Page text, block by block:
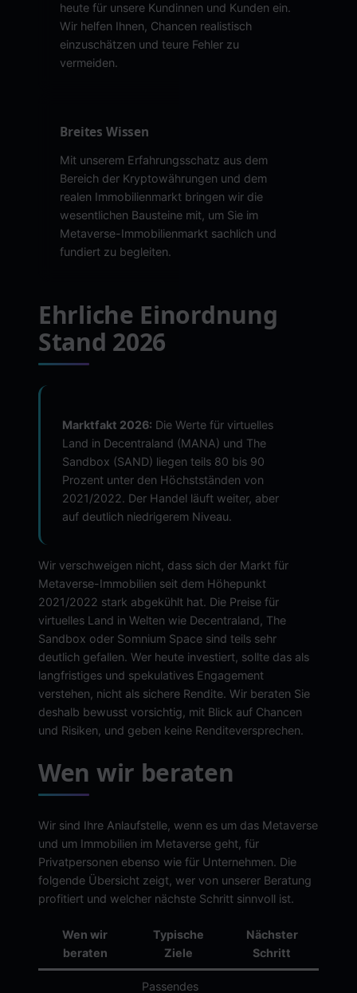
heute für unsere Kundinnen und Kunden ein.
Wir helfen Ihnen, Chancen realistisch
einzuschätzen und teure Fehler zu
vermeiden.
Breites Wissen
Mit unserem Erfahrungsschatz aus dem
Bereich der Kryptowährungen und dem
realen Immobilienmarkt bringen wir die
wesentlichen Bausteine mit, um Sie im
Metaverse-Immobilienmarkt sachlich und
fundiert zu begleiten.
Ehrliche Einordnung
Stand 2026
Marktfakt 2026: Die Werte für virtuelles
Land in Decentraland (MANA) und The
Sandbox (SAND) liegen teils 80 bis 90
Prozent unter den Höchstständen von
2021/2022. Der Handel läuft weiter, aber
auf deutlich niedrigerem Niveau.
Wir verschweigen nicht, dass sich der Markt für
Metaverse-Immobilien seit dem Höhepunkt
2021/2022 stark abgekühlt hat. Die Preise für
virtuelles Land in Welten wie Decentraland, The
Sandbox oder Somnium Space sind teils sehr
deutlich gefallen. Wer heute investiert, sollte das als
langfristiges und spekulatives Engagement
verstehen, nicht als sichere Rendite. Wir beraten Sie
deshalb bewusst vorsichtig, mit Blick auf Chancen
und Risiken, und geben keine Renditeversprechen.
Wen wir beraten
Wir sind Ihre Anlaufstelle, wenn es um das Metaverse
und um Immobilien im Metaverse geht, für
Privatpersonen ebenso wie für Unternehmen. Die
folgende Übersicht zeigt, wer von unserer Beratung
profitiert und welcher nächste Schritt sinnvoll ist.
Wen wir
beraten
Typische
Ziele
Nächster
Schritt
Passendes